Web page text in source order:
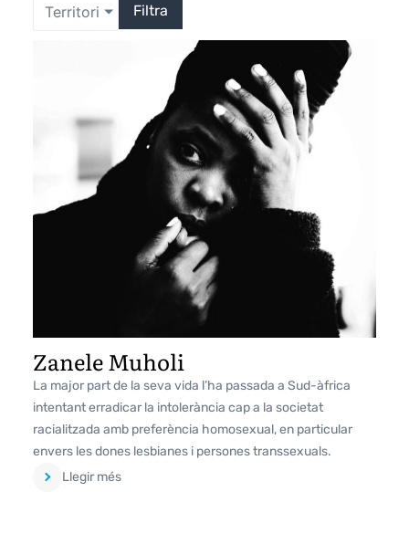
Territori Filtra
Zanele Muholi
La major part de la seva vida l’ha passada a Sud-àfrica
intentant erradicar la intolerància cap a la societat
racialitzada amb preferència homosexual, en particular
envers les dones lesbianes i persones transsexuals.
Llegir més